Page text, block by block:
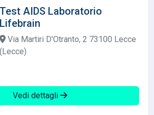
Test AIDS Laboratorio
Lifebrain
Via Martiri D'Otranto, 2 73100 Lecce
(Lecce)
Vedi dettagli